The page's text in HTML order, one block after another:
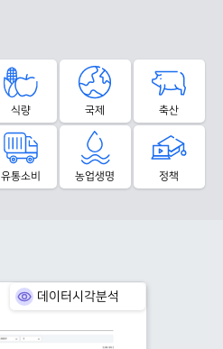
식량 국제 축산
유통소비 농업생명 정책
데이터시각분석